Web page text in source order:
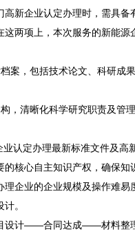
高新企业认定办理时，需具
两项上，本次服务的新能源
案，包括技术论文、科研成
，清晰化科学研究职责及管
认定办理最新标准文件及
核心自主知识产权，确保
理企业的企业规模及操作难
。
目设计——合同达成——材料